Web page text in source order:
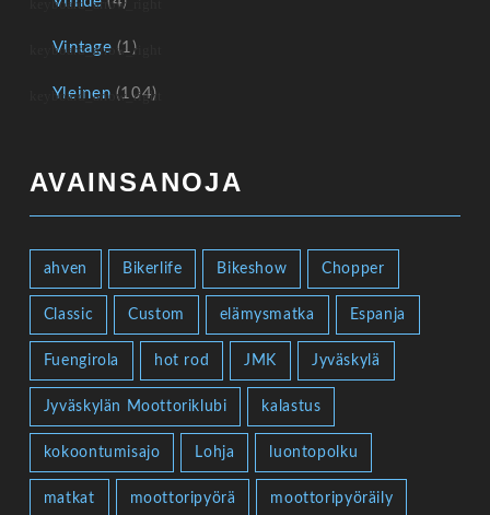
Vintage (1)
Yleinen (104)
AVAINSANOJA
ahven Bikerlife Bikeshow Chopper
Classic Custom elämysmatka Espanja
Fuengirola hot rod JMK Jyväskylä
Jyväskylän Moottoriklubi kalastus
kokoontumisajo Lohja luontopolku
matkat moottoripyörä moottoripyöräily